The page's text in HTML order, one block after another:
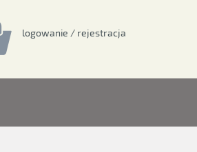
logowanie / rejestracja